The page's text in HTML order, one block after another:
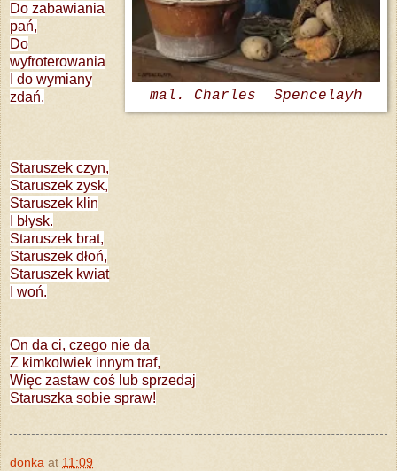
mal. Charles Spencelayh
Do zabawiania
pań,
Do
wyfroterowania
I do wymiany
zdań.
Staruszek czyn,
Staruszek zysk,
Staruszek klin
I błysk.
Staruszek brat,
Staruszek dłoń,
Staruszek kwiat
I woń.
On da ci, czego nie da
Z kimkolwiek innym traf,
Więc zastaw coś lub sprzedaj
Staruszka sobie spraw!
donka at 11:09